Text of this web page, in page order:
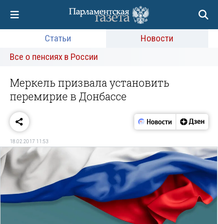
Статьи
Новости
Все о пенсиях в России
Меркель призвала установить
перемирие в Донбассе
18.02.2017 11:53